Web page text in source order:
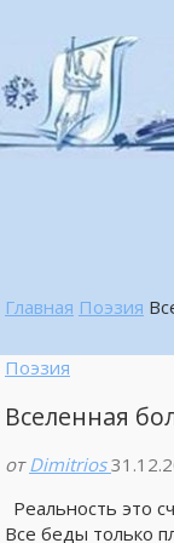
Главная Поэзия
Поэзия
Вселенная
от Dimitrios
Реальность это
Все беды только